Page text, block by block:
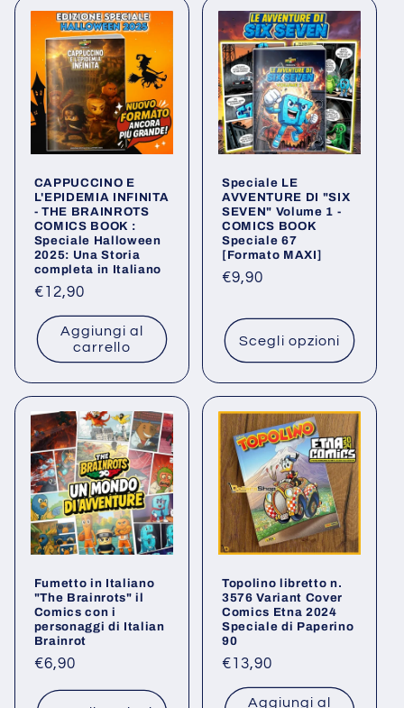
CAPPUCCINO E
L'EPIDEMIA INFINITA
- THE BRAINROTS
COMICS BOOK :
Speciale Halloween
2025: Una Storia
completa in Italiano
Prezzo
listino
€12,90
Aggiungi al
carrello
Speciale LE
AVVENTURE DI "SIX
SEVEN" Volume 1 -
COMICS BOOK
Speciale 67
[Formato MAXI]
Prezzo
listino
€9,90
Scegli opzioni
Fumetto in Italiano
"The Brainrots" il
Comics con i
personaggi di Italian
Brainrot
Prezzo
€6,90
Topolino libretto n.
3576 Variant Cover
Comics Etna 2024
Speciale di Paperino
90
Prezzo
€13,90
Aggiungi al